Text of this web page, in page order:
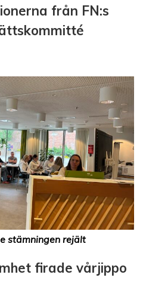
från FN:s
stämningen rejält
firade vårjippo